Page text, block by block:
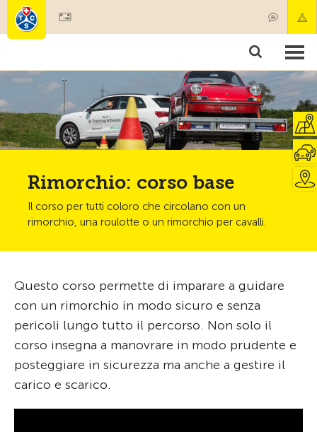
Societariato & prestazioni
Test, sicurezza & salute
Rimorchio: corso base
Il corso per tutti coloro che circolano con un
rimorchio, una roulotte o un rimorchio per cavalli.
Questo corso permette di imparare a guidare
con un rimorchio in modo sicuro e senza
pericoli lungo tutto il percorso. Non solo il
corso insegna a manovrare in modo prudente e
posteggiare in sicurezza ma anche a gestire il
carico e scarico.